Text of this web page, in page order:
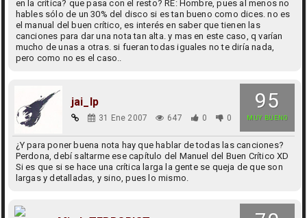
en la crítica? que pasa con el resto? RE: Hombre, pues al menos no
hables sólo de un 30% del disco si es tan bueno como dices. no es
el manual del buen crítico, es interés en saber que tienen las
canciones para dar una nota tan alta. y mas en este caso, q varían
mucho de unas a otras. si fueran todas iguales no te diría nada,
pero como no es el caso..
95
MUY BUENO
jai_lp
31 Ene 2007 647 0 0
¿Y para poner buena nota hay que hablar de todas las canciones?
Perdona, debí saltarme ese capítulo del Manuel del Buen Crítico XD
Si es que si se hace una crítica larga la gente se queja de que son
largas y detalladas, y sino, pues lo mismo.